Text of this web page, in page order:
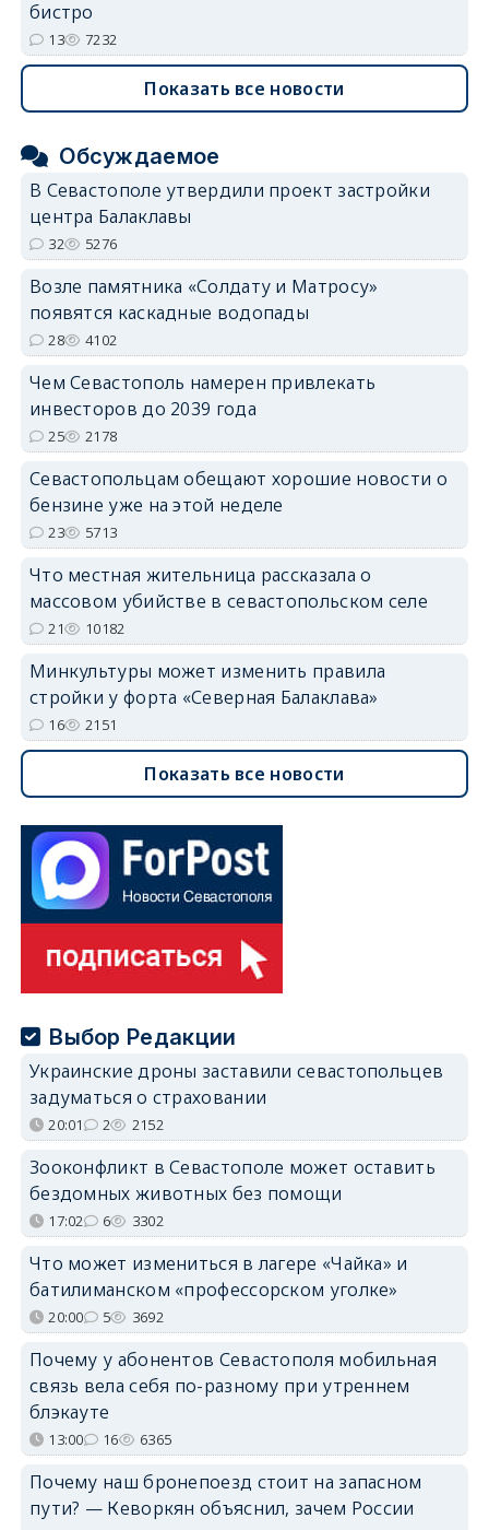
бистро
13 7232
Показать все новости
Обсуждаемое
В Севастополе утвердили проект застройки
центра Балаклавы
32 5276
Возле памятника «Солдату и Матросу»
появятся каскадные водопады
28 4102
Чем Севастополь намерен привлекать
инвесторов до 2039 года
25 2178
Севастопольцам обещают хорошие новости о
бензине уже на этой неделе
23 5713
Что местная жительница рассказала о
массовом убийстве в севастопольском селе
21 10182
Минкультуры может изменить правила
стройки у форта «Северная Балаклава»
16 2151
Показать все новости
Выбор Редакции
Украинские дроны заставили севастопольцев
задуматься о страховании
20:01 2 2152
Зооконфликт в Севастополе может оставить
бездомных животных без помощи
17:02 6 3302
Что может измениться в лагере «Чайка» и
батилиманском «профессорском уголке»
20:00 5 3692
Почему у абонентов Севастополя мобильная
связь вела себя по-разному при утреннем
блэкауте
13:00 16 6365
Почему наш бронепоезд стоит на запасном
пути? — Кеворкян объяснил, зачем России